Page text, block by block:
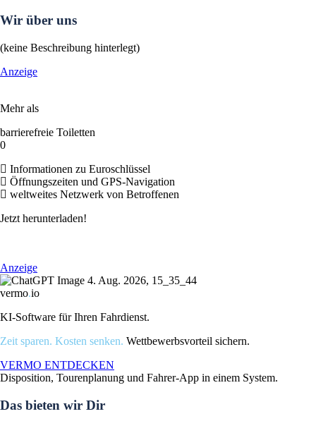
Wir über uns
(keine Beschreibung hinterlegt)
Anzeige
Mehr als
barrierefreie Toiletten
0
Informationen zu Euroschlüssel
Öffnungszeiten und GPS-Navigation
weltweites Netzwerk von Betroffenen
Jetzt herunterladen!
Anzeige
vermo.io
KI-Software für Ihren Fahrdienst.
Zeit sparen. Kosten senken. Wettbewerbsvorteil sichern.
VERMO ENTDECKEN
Disposition, Tourenplanung und Fahrer-App in einem System.
Das bieten wir Dir